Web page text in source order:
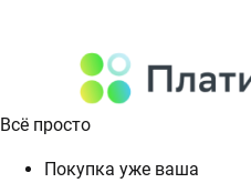
Всё просто
Покупка уже ваша